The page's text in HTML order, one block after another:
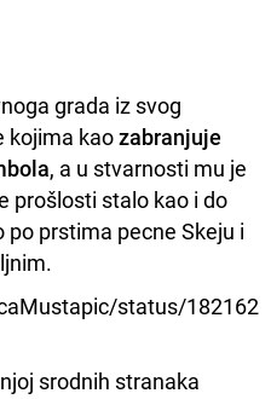
grada iz svog
kojima kaozabranjuje
, a u stvarnosti mu je
prošlosti stalo kao i do
prstima pecne Skeju i
status/182162
srodnih stranaka